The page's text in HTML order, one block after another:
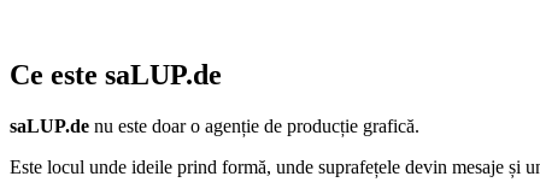
Ce este saLUP.de
saLUP.de nu este doar o agenție de producție grafică.
Este locul unde ideile prind formă, unde suprafețele devin mesaje și